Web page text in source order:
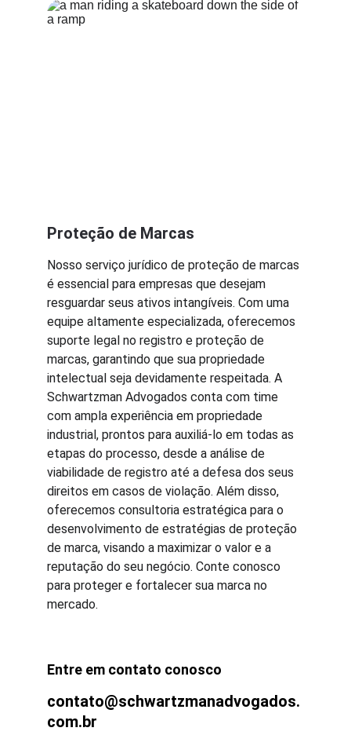
Proteção de Marcas
Nosso serviço jurídico de proteção de marcas
é essencial para empresas que desejam
resguardar seus ativos intangíveis. Com uma
equipe altamente especializada, oferecemos
suporte legal no registro e proteção de
marcas, garantindo que sua propriedade
intelectual seja devidamente respeitada. A
Schwartzman Advogados conta com time
com ampla experiência em propriedade
industrial, prontos para auxiliá-lo em todas as
etapas do processo, desde a análise de
viabilidade de registro até a defesa dos seus
direitos em casos de violação. Além disso,
oferecemos consultoria estratégica para o
desenvolvimento de estratégias de proteção
de marca, visando a maximizar o valor e a
reputação do seu negócio. Conte conosco
para proteger e fortalecer sua marca no
mercado.
Entre em contato conosco
contato@schwartzmanadvogados.
com.br